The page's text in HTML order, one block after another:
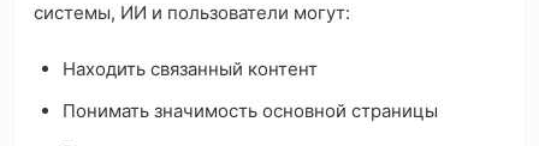
системы, ИИ и пользователи могут:
Находить связанный контент
Понимать значимость основной страницы